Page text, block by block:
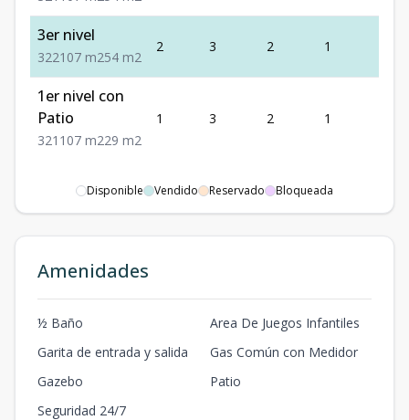
3er nivel
322107 m254 m2
2 3 2 1
1er nivel con
Patio
321 107 m229 m2
1 3 2 1
Disponible Vendido Reservado Bloqueada
Amenidades
½ Baño
Area De Juegos Infantiles
Garita de entrada y salida
Gas Común con Medidor
Gazebo
Patio
Seguridad 24/7